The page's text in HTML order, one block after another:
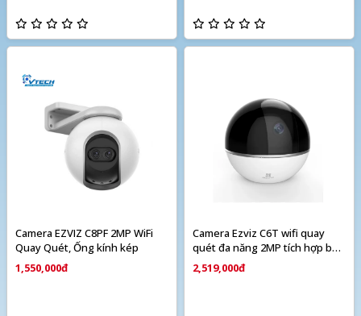
Camera EZVIZ C8PF 2MP WiFi
Quay Quét, Ống kính kép
1,550,000đ
Camera Ezviz C6T wifi quay
quét đa năng 2MP tích hợp báo
động
2,519,000đ